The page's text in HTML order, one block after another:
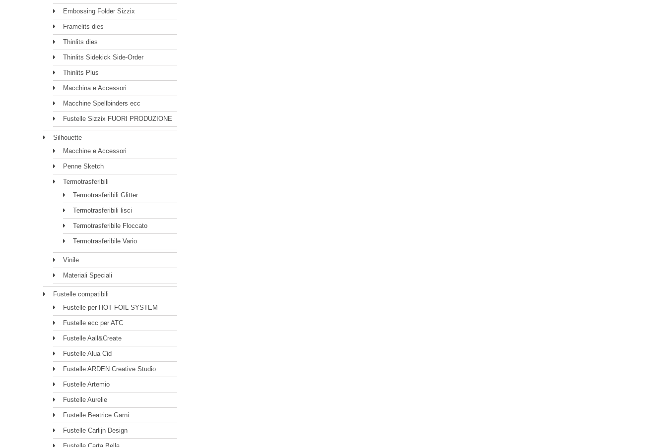
Embossing Folder Sizzix
Framelits dies
Thinlits dies
Thinlits Sidekick Side-Order
Thinlits Plus
Macchina e Accessori
Macchine Spellbinders ecc
Fustelle Sizzix FUORI PRODUZIONE
Silhouette
Macchine e Accessori
Penne Sketch
Termotrasferibili
Termotrasferibili Glitter
Termotrasferibili lisci
Termotrasferibile Floccato
Termotrasferibile Vario
Vinile
Materiali Speciali
Fustelle compatibili
Fustelle per HOT FOIL SYSTEM
Fustelle ecc per ATC
Fustelle Aall&Create
Fustelle Alua Cid
Fustelle ARDEN Creative Studio
Fustelle Artemio
Fustelle Aurelie
Fustelle Beatrice Garni
Fustelle Carlijn Design